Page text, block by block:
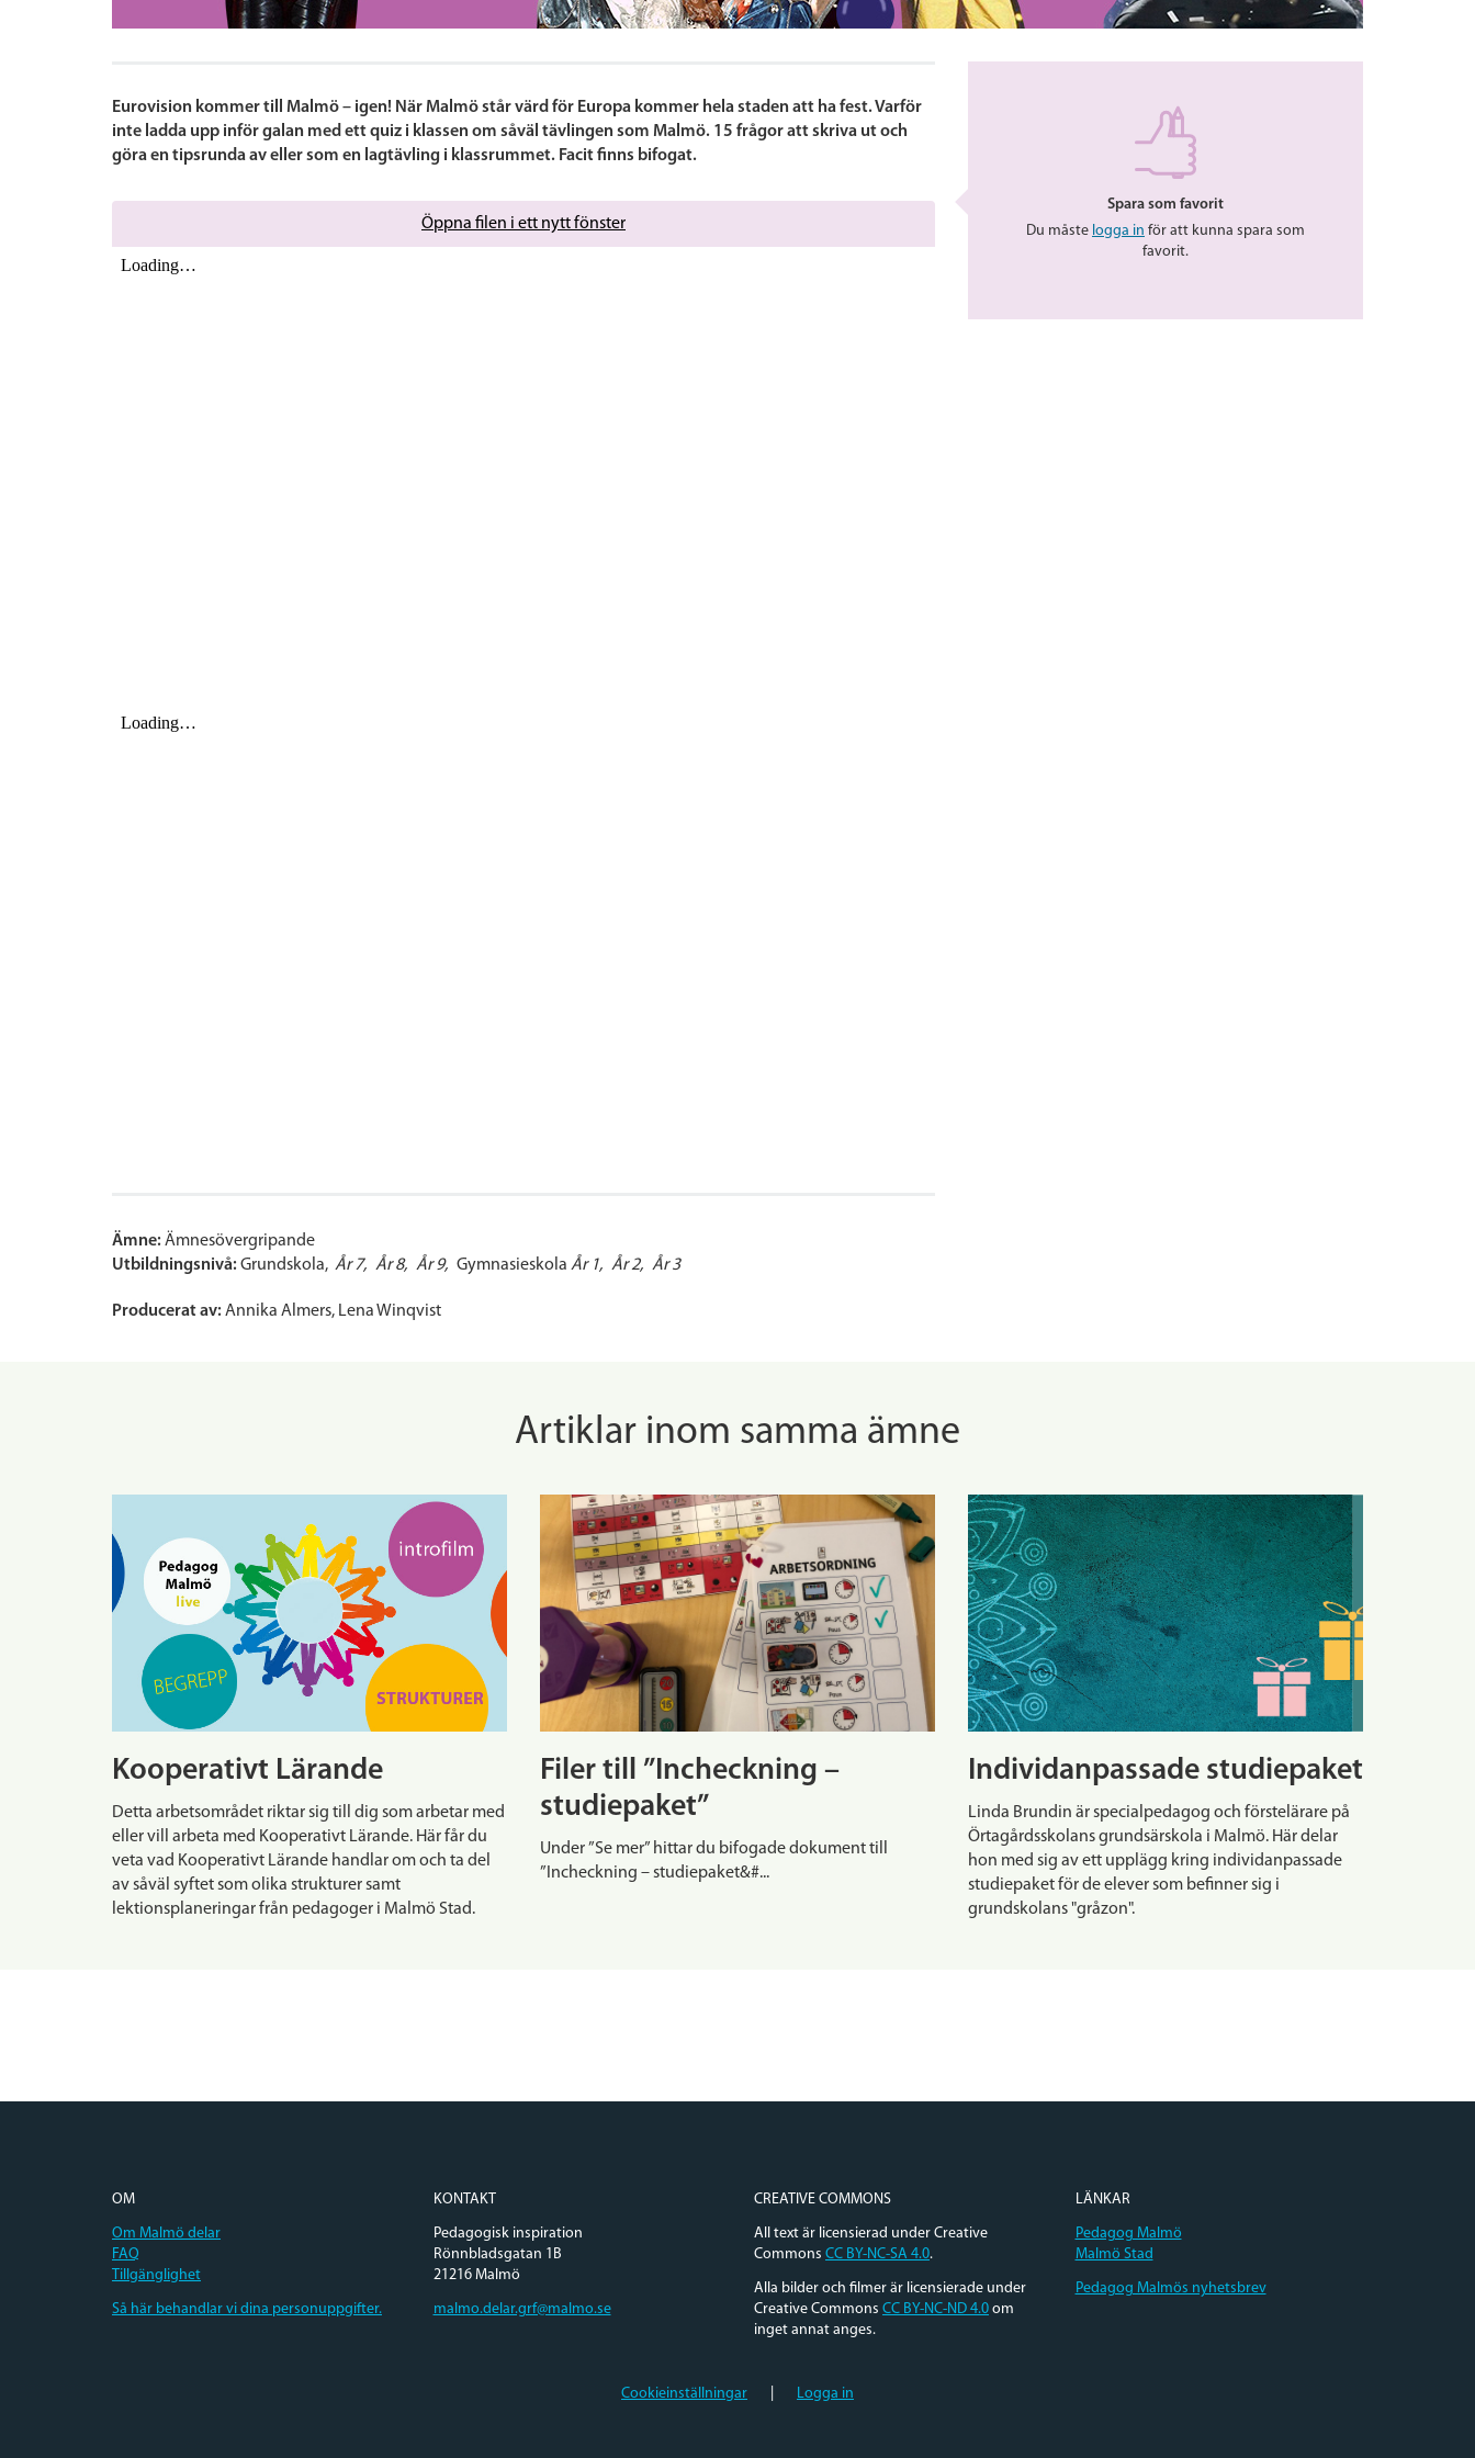
Eurovision kommer till Malmö – igen! När Malmö står värd för Europa kommer hela staden att ha fest. Varför
inte ladda upp inför galan med ett quiz i klassen om såväl tävlingen som Malmö. 15 frågor att skriva ut och
göra en tipsrunda av eller som en lagtävling i klassrummet. Facit finns bifogat.
Öppna filen i ett nytt fönster
Ämne: Ämnesövergripande
Utbildningsnivå: Grundskola År 7 År 8 År 9 Gymnasieskola År 1 År 2 År 3
Producerat av: Annika Almers, Lena Winqvist
Spara som favorit
Du måste logga in för att kunna spara som
favorit.
Artiklar inom samma ämne
Kooperativt Lärande
Detta arbetsområdet riktar sig till dig som arbetar med
eller vill arbeta med Kooperativt Lärande. Här får du
veta vad Kooperativt Lärande handlar om och ta del
av såväl syftet som olika strukturer samt
lektionsplaneringar från pedagoger i Malmö Stad.
Filer till ”Incheckning –
studiepaket”
Under ”Se mer” hittar du bifogade dokument till
”Incheckning – studiepaket&#...
Individanpassade studiepaket
Linda Brundin är specialpedagog och förstelärare på
Örtagårdsskolans grundsärskola i Malmö. Här delar
hon med sig av ett upplägg kring individanpassade
studiepaket för de elever som befinner sig i
grundskolans "gråzon".
OM
Om Malmö delar
FAQ
Tillgänglighet
Så här behandlar vi dina personuppgifter.
KONTAKT
Pedagogisk inspiration
Rönnbladsgatan 1B
21216 Malmö
malmo.delar.grf@malmo.se
CREATIVE COMMONS
All text är licensierad under Creative
Commons CC BY-NC-SA 4.0.
Alla bilder och filmer är licensierade under
Creative Commons CC BY-NC-ND 4.0 om
inget annat anges.
LÄNKAR
Pedagog Malmö
Malmö Stad
Pedagog Malmös nyhetsbrev
Cookieinställningar Logga in